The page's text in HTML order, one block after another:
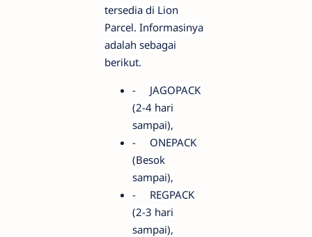
tersedia di Lion
Parcel. Informasinya
adalah sebagai
berikut.
-
JAGOPACK
(2-4 hari
sampai),
-
ONEPACK
(Besok
sampai),
-
REGPACK
(2-3 hari
sampai),